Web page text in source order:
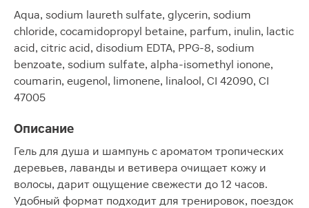
Aqua, sodium laureth sulfate, glycerin, sodium
chloride, cocamidopropyl betaine, parfum, inulin, lactic
acid, citric acid, disodium EDTA, PPG-8, sodium
benzoate, sodium sulfate, alpha-isomethyl ionone,
coumarin, eugenol, limonene, linalool, CI 42090, CI
47005
Описание
Гель для душа и шампунь с ароматом тропических
деревьев, лаванды и ветивера очищает кожу и
волосы, дарит ощущение свежести до 12 часов.
Удобный формат подходит для тренировок, поездок